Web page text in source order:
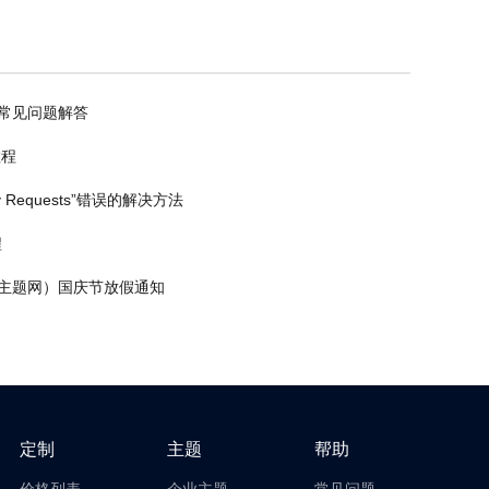
见问题解答
错误的解决方法
题网）国庆节放假通知
定制 主题 帮助